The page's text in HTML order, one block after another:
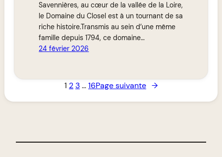
Savennières, au cœur de la vallée de la Loire,
le Domaine du Closel est à un tournant de sa
riche histoire.Transmis au sein d’une même
famille depuis 1794, ce domaine…
24 février 2026
1 2 3…16Page suivante →